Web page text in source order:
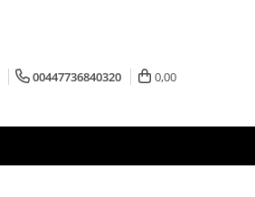
00447736840320 0,00